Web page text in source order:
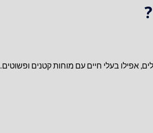
אפילו בעלי חיים עם מוחות קטנים ופשוטים…